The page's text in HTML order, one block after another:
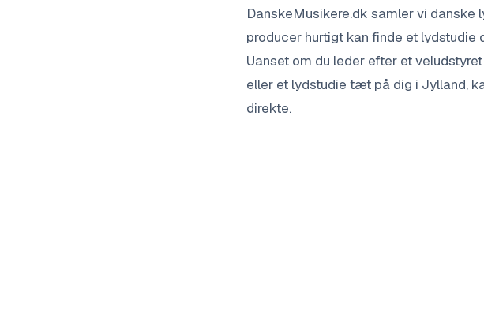
DanskeMusikere.dk samler vi danske
producer hurtigt kan finde et lydstudie
Uanset om du leder efter et
eller et lydstudie tæt på dig i Jylland,
direkte.